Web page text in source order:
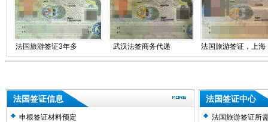
法国旅游签证3年多
次下签，恭喜客户拿
到申根多年多次签证
武汉法签商务代递
交，一周出签，批半
年多次。
法国旅游签证，上海
领馆1周审核下签半
年多次签证
法国签证信息
​申根签证材料预定
法国签证中心
法国旅游签证所